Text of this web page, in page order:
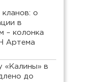
о
в
– колонка
Артема
«Калины» в
до